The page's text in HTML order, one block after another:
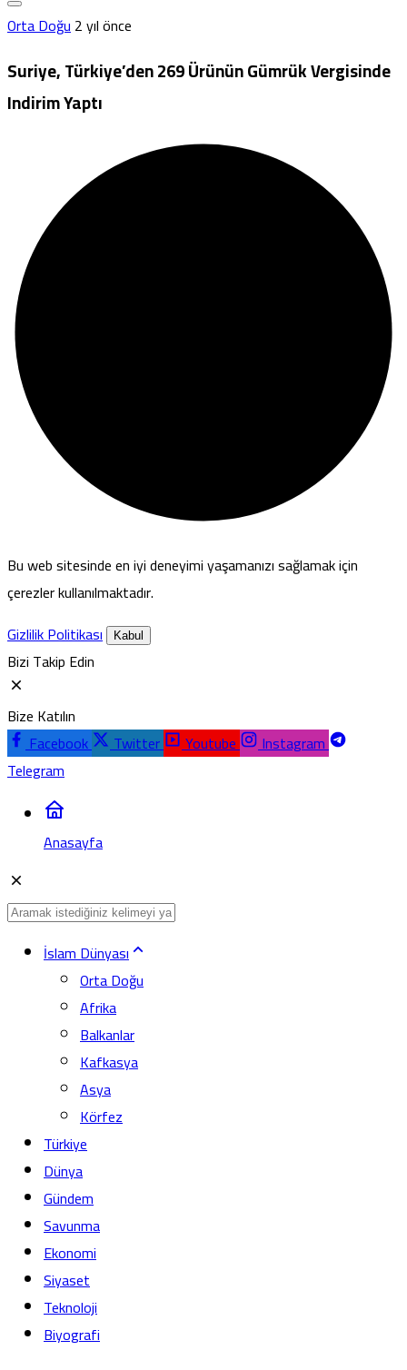
Orta Doğu2 yıl önce
Suriye, Türkiye’den 269 Ürünün Gümrük Vergisinde
Indirim Yaptı
Bu web sitesinde en iyi deneyimi yaşamanızı sağlamak için
çerezler kullanılmaktadır.
Gizlilik Politikası
Kabul
Bizi Takip Edin
Bize Katılın
Facebook
Twitter Youtube
Instagram
Telegram
Anasayfa
İslam Dünyası
Orta Doğu
Afrika
Balkanlar
Kafkasya
Asya
Körfez
Türkiye
Dünya
Gündem
Savunma
Ekonomi
Siyaset
Teknoloji
Biyografi